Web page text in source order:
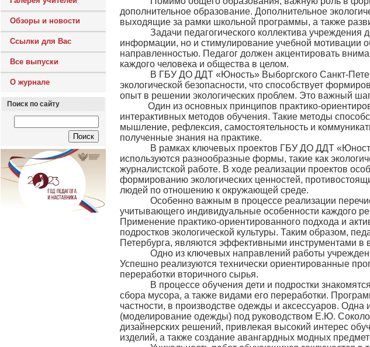
Обзоры и новости
Ссылки для Вас
Все выпуски
О журнале
Поиск по сайту
дополнительное образование. Дополнительное
выходящие за рамки школьной программы, а также
Задачи педагогического коллектива учреждения
информации, но и стимулирование учебной мотивации
направленностью. Педагог должен акцентировать
каждого человека и общества в целом.
В ГБУ ДО ДДТ «Юность» Выборгского Санкт-
экологической безопасности, что способствует
опыт в решении экологических проблем. Это важный шаг
Один из основных принципов практико-
интерактивных методов обучения. Такие методы
мышление, рефлексия, самостоятельность и
полученные знания на практике.
В рамках ключевых проектов ГБУ ДО ДДТ «Юность»
используются разнообразные формы, такие как
журналистской работе. В ходе реализации проектов
формированию экологических ценностей,
людей по отношению к окружающей среде.
Особенно важным в процессе реализации
учитывающего индивидуальные особенности каждого
Применение практико-ориентированного подхода и
подростков экологической культуры. Таким образом,
Петербурга, являются эффективными инструментами в
Одно из ключевых направлений работы учреждения
Успешно реализуются технически ориентированные
переработки вторичного сырья.
В процессе обучения дети и подростки знакомятся
сбора мусора, а также видами его переработки.
частности, в производстве одежды и аксессуаров.
(моделирование одежды) под руководством Е.Ю.
дизайнерских решений, привлекая высокий интерес
изделий, а также создание авангардных модных